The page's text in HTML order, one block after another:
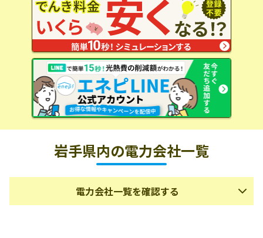
岩手県内の電力会社一覧
電力会社一覧を確認する